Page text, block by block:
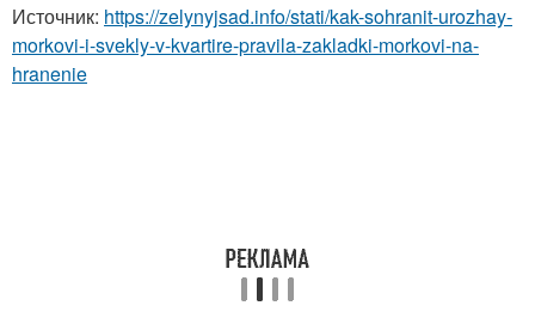
Источник: https://zelynyjsad.info/stati/kak-sohranit-urozhay-
morkovi-i-svekly-v-kvartire-pravila-zakladki-morkovi-na-
hranenie